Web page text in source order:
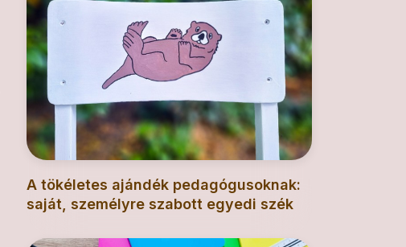
A tökéletes ajándék pedagógusoknak:
saját, személyre szabott egyedi szék